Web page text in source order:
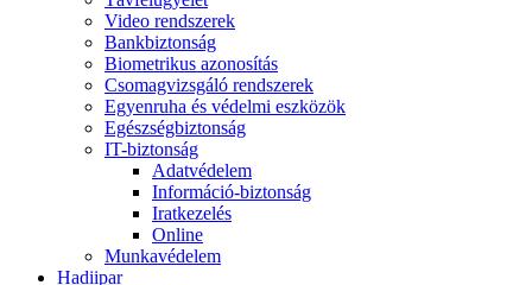
Video rendszerek
Bankbiztonság
Biometrikus azonosítás
Csomagvizsgáló rendszerek
Egyenruha és védelmi eszközök
Egészségbiztonság
IT-biztonság
Adatvédelem
Információ-biztonság
Iratkezelés
Online
Munkavédelem
Hadiipar